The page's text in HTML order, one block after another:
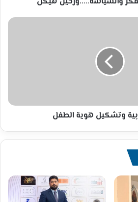
وتشكيل هوية الطفل